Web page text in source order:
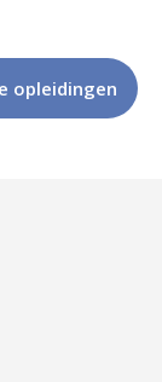
opleidingen